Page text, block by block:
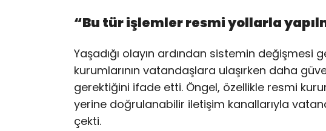
“Bu tür işlemler resmi yollarla
Yaşadığı olayın ardından sistemin değişmesi
kurumlarının vatandaşlara ulaşırken daha
gerektiğini ifade etti. Öngel, özellikle resmi
yerine doğrulanabilir iletişim kanallarıyla
çekti.